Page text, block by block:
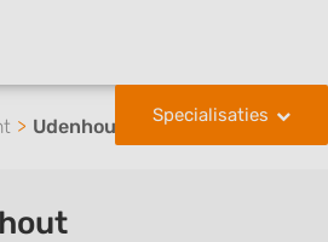
Specialisaties
Udenhout